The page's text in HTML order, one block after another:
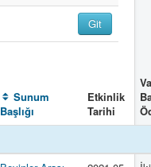
Sunum
Başlığı
Etkinlik
Tarihi